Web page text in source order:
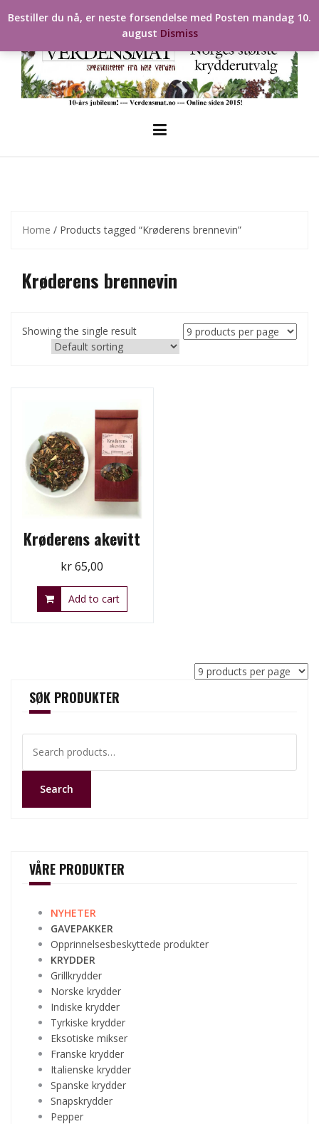
to
Home / Products tagged “Krøderens brennevin”
Krøderens brennevin
Showing the single result
Krøderens akevitt
kr65,00
Add to cart
SØK PRODUKTER
for:
Search
VÅRE PRODUKTER
NYHETER
GAVEPAKKER
Opprinnelsesbeskyttede produkter
KRYDDER
Grillkrydder
Norske krydder
Indiske krydder
Tyrkiske krydder
Eksotiske mikser
Franske krydder
Italienske krydder
Spanske krydder
Snapskrydder
Pepper
Bestiller du nå, er neste forsendelse med Posten mandag 10.
august Dismiss